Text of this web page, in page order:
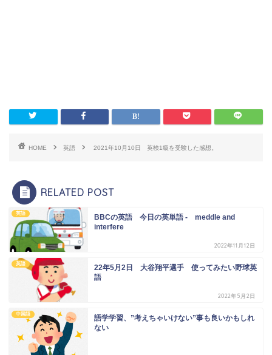
HOME 英語 2021年10月10日 英検1級を受験した感想。
RELATED POST
英語
BBCの英語 今日の英単語 - meddle and
interfere
2022年11月12日
英語
22年5月2日 大谷翔平選手 使ってみたい野球英
語
2022年5月2日
中国語
語学学習、”考えちゃいけない”事も良いかもしれ
ない